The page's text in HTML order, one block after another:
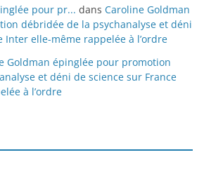
pour pr... dans Caroline Goldman
débridée de la psychanalyse et déni
Inter elle-même rappelée à l’ordre
Goldman épinglée pour promotion
et déni de science sur France
à l’ordre